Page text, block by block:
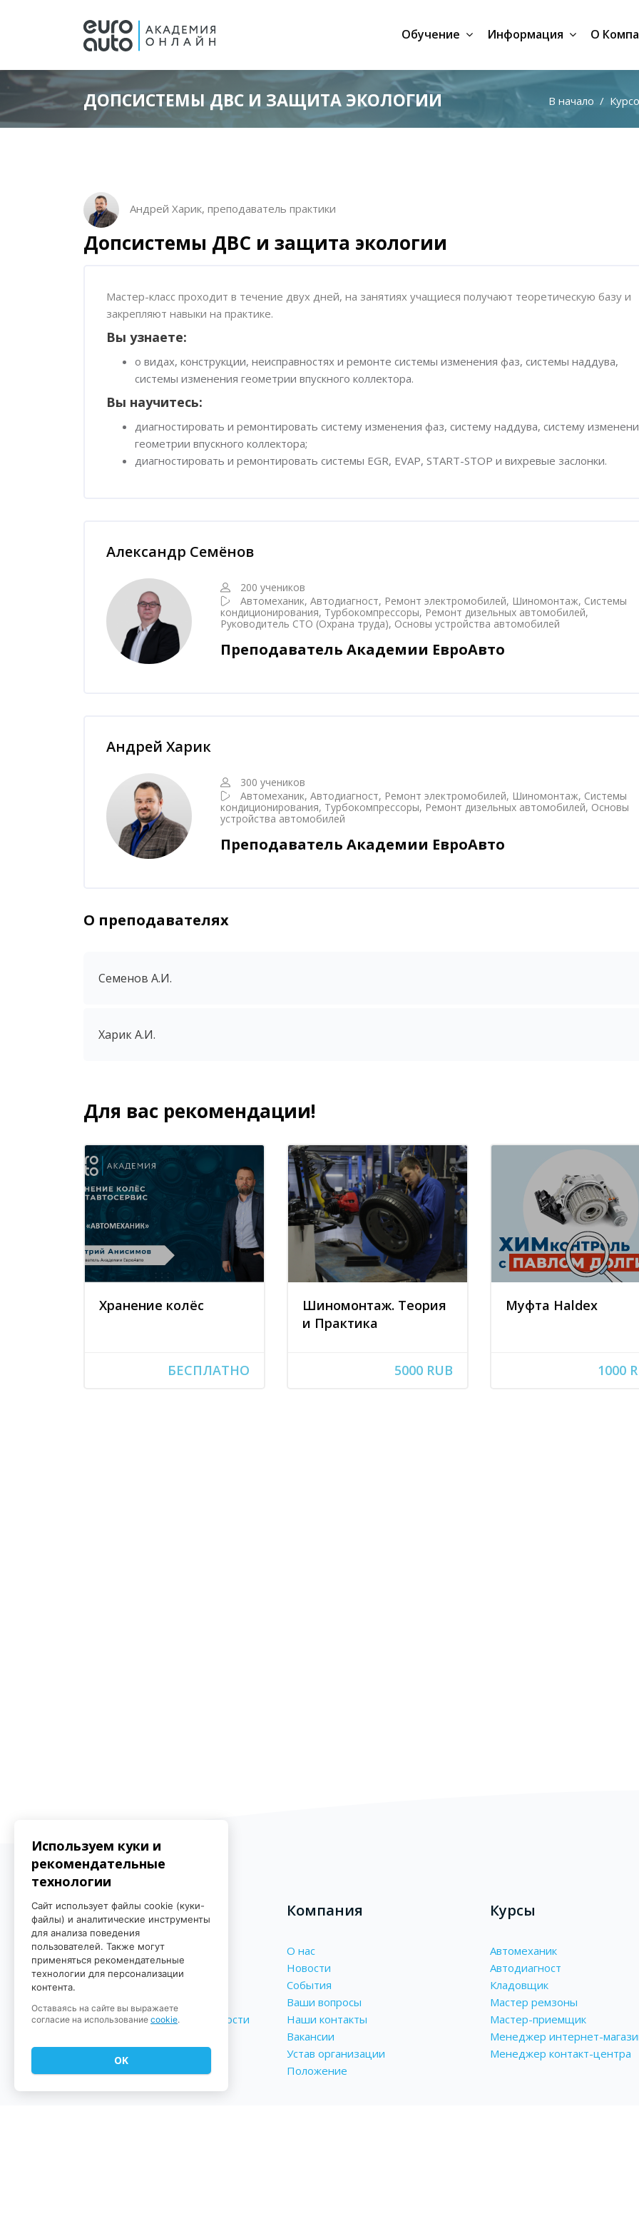
Обучение Информация О
ДОПСИСТЕМЫ ДВС И ЗАЩИТА ЭКОЛОГИИ В начало
Блоки
Пропустить [Cocoon] Описание курса
Андрей Харик, преподаватель практики
Допсистемы ДВС и защита экологии
Мастер-класс проходит в течение двух дней, на занятиях учащиеся получают теоретическую базу и
закрепляют навыки на практике.
Вы узнаете:
о видах, конструкции, неисправностях и ремонте системы изменения фаз, системы наддува,
системы изменения геометрии впускного коллектора.
Вы научитесь:
диагностировать и ремонтировать систему изменения фаз, систему наддува, систему
геометрии впускного коллектора;
диагностировать и ремонтировать системы EGR, EVAP, START-STOP и вихревые заслонки.
Александр Семёнов
200 учеников
Автомеханик, Автодиагност, Ремонт электромобилей, Шиномонтаж, Системы
кондиционирования, Турбокомпрессоры, Ремонт дизельных автомобилей,
Руководитель СТО (Охрана труда), Основы устройства автомобилей
Преподаватель Академии ЕвроАвто
Андрей Харик
300 учеников
Автомеханик, Автодиагност, Ремонт электромобилей, Шиномонтаж, Системы
кондиционирования, Турбокомпрессоры, Ремонт дизельных автомобилей, Основы
устройства автомобилей
Преподаватель Академии ЕвроАвто
Пропустить [Cocoon] Аккордеон
О преподавателях
Семенов А.И.
Харик А.И.
Блоки
Пропустить [Cocoon] Похожие курсы
Для вас рекомендации!
Хранение колёс
БЕСПЛАТНО
Шиномонтаж. Теория
и Практика
5000 RUB
Муфта Haldex
1000
Контакты
Подобрать запчасти
Записаться на сервис
academy@euroauto.ru
Политика конфиденциальности
Форма обратной связи
Компания
О нас
Новости
События
Ваши вопросы
Наши контакты
Вакансии
Устав организации
Положение
Курсы
Автомеханик
Автодиагност
Кладовщик
Мастер ремзоны
Мастер-приемщик
Менеджер интернет-
Менеджер контакт-центра
Используем куки и
рекомендательные
технологии
Сайт использует файлы cookie (куки-
файлы) и аналитические инструменты
для анализа поведения
пользователей. Также могут
применяться рекомендательные
технологии для персонализации
контента.
Оставаясь на сайте вы выражаете
согласие на использование cookie.
OK